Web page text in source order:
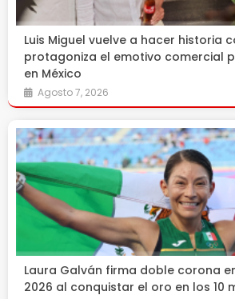
Luis Miguel vuelve a hacer historia
protagoniza el emotivo comercial
en México
Agosto 7, 2026
Laura Galván firma doble corona
2026 al conquistar el oro en los 10